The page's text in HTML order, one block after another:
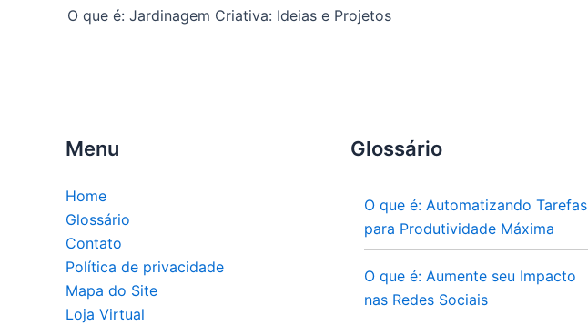
O que é: Jardinagem Criativa: Ideias e Projetos
Menu
Home
Glossário
Contato
Política de privacidade
Mapa do Site
Loja Virtual
Glossário
O que é: Automatizando Tarefas
para Produtividade Máxima
O que é: Aumente seu Impacto
nas Redes Sociais